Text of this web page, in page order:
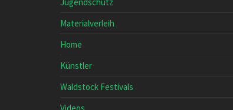
Materialverleih
Home
Künstler
Waldstock Festivals